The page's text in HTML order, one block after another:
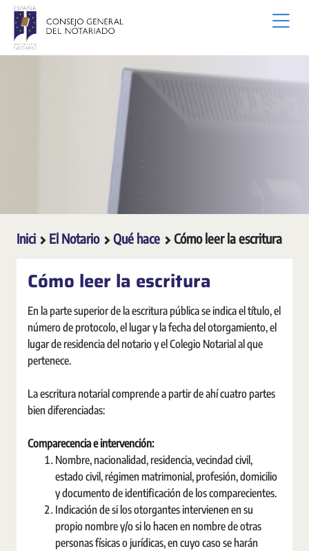
Salta al contingut principal
Inici El Notario Qué hace Cómo leer la escritura
Cómo leer la escritura
En la parte superior de la escritura pública se indica el título, el
número de protocolo, el lugar y la fecha del otorgamiento, el
lugar de residencia del notario y el Colegio Notarial al que
pertenece.
La escritura notarial comprende a partir de ahí cuatro partes
bien diferenciadas:
Comparecencia e intervención:
Nombre, nacionalidad, residencia, vecindad civil,
estado civil, régimen matrimonial, profesión, domicilio
y documento de identificación de los comparecientes.
Indicación de si los otorgantes intervienen en su
propio nombre y/o si lo hacen en nombre de otras
personas físicas o jurídicas, en cuyo caso se harán